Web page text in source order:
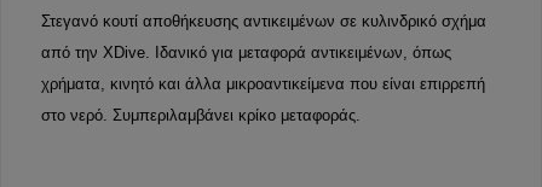
Στεγανό κουτί αποθήκευσης αντικειμένων σε κυλινδρικό σχήμα
από την XDive. Ιδανικό για μεταφορά αντικειμένων, όπως
χρήματα, κινητό και άλλα μικροαντικείμενα που είναι επιρρεπή
στο νερό. Συμπεριλαμβάνει κρίκο μεταφοράς.